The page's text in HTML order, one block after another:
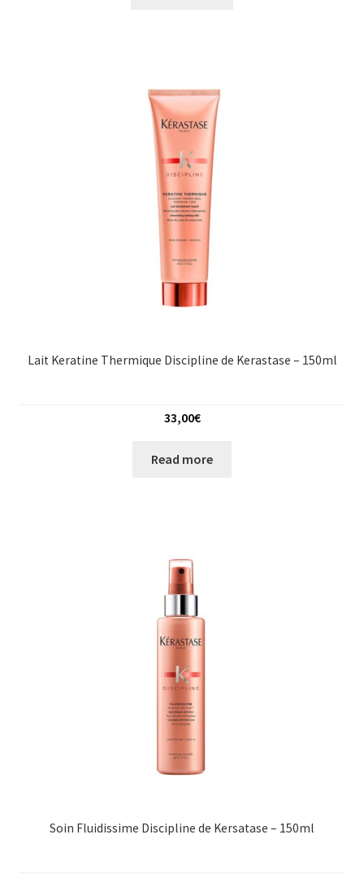
Lait Keratine Thermique Discipline de Kerastase – 150ml
33,00€
Read more
Soin Fluidissime Discipline de Kersatase – 150ml